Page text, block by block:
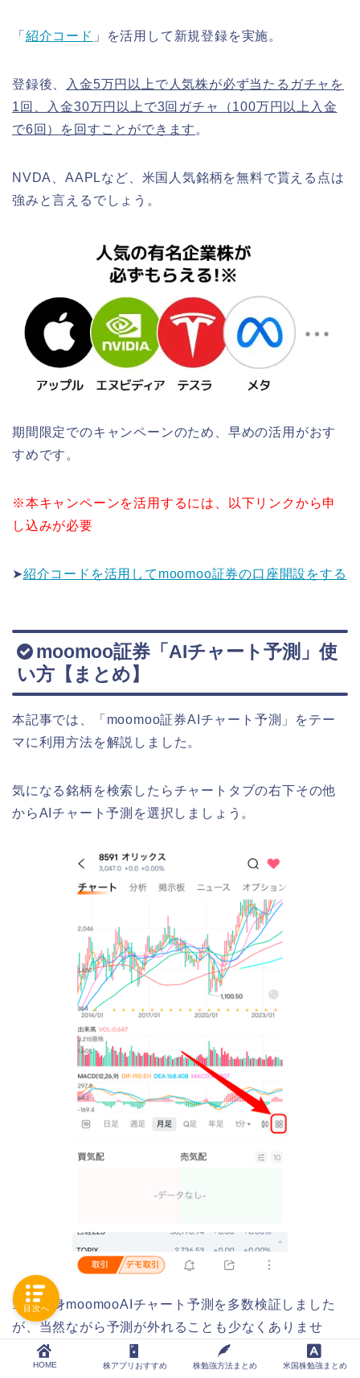
「 紹介コード 」を活用して新規登録を実施。
登録後、
入金5万円以上で人気株が必ず当たるガチャを
1回、入金30万円以上で3回ガチャ（100万円以上入金
で6回）
を回すことができます 。
NVDA、AAPLなど、米国人気銘柄を無料で貰える点は
強みと言えるでしょう。
期間限定でのキャンペーンのため、早めの活用がおす
すめです。
※本キャンペーンを活用するには、以下リンクから申
し込みが必要
➤紹介コードを活用してmoomoo証券の口座開設をする
moomoo証券「AIチャート予測」使
い方【まとめ】
本記事では、「moomoo証券AIチャート予測」をテー
マに利用方法を解説しました。
気になる銘柄を検索したらチャートタブの右下その他
からAIチャート予測を選択しましょう。
筆者自身moomooAIチャート予測を多数検証しました
が、当然ながら予測が外れることも少なくありませ
ん。
HOME 株アプリおすすめ 株勉強方法まとめ 米国株勉強まとめ
目次へ